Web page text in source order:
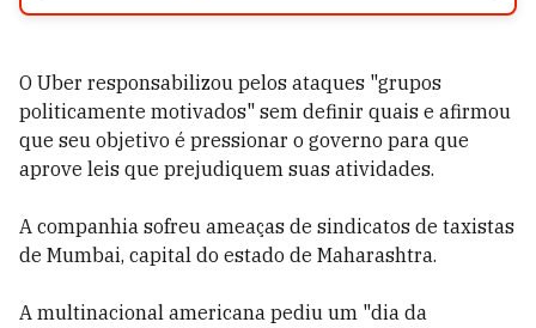
O Uber responsabilizou pelos ataques "grupos
politicamente motivados" sem definir quais e afirmou
que seu objetivo é pressionar o governo para que
aprove leis que prejudiquem suas atividades.
A companhia sofreu ameaças de sindicatos de taxistas
de Mumbai, capital do estado de Maharashtra.
A multinacional americana pediu um "dia da